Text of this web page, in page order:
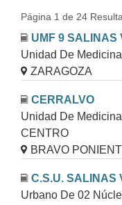
Página 1 de 24
UMF 9 SALINAS
Unidad De
ZARAGOZA
CERRALVO
Unidad De
CENTRO
BRAVO
C.S.U. SALINAS
Urbano De 02